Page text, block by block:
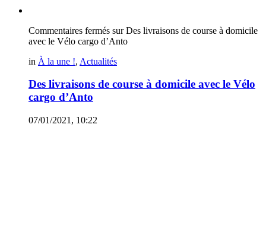
Commentaires fermés sur Des livraisons de course à domicile
avec le Vélo cargo d’Anto
in À la une !, Actualités
Des livraisons de course à domicile avec le Vélo
cargo d’Anto
07/01/2021, 10:22